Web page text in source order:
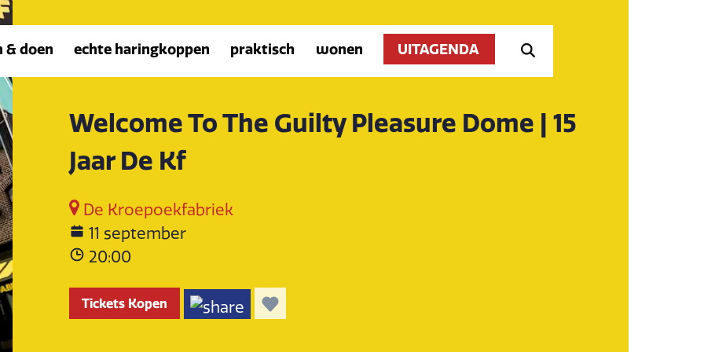
& doen echte haringkoppen praktisch wonen UITAGENDA
Welcome To The Guilty Pleasure Dome | 15
Jaar De Kf
De Kroepoekfabriek
11 september
20:00
Tickets Kopen